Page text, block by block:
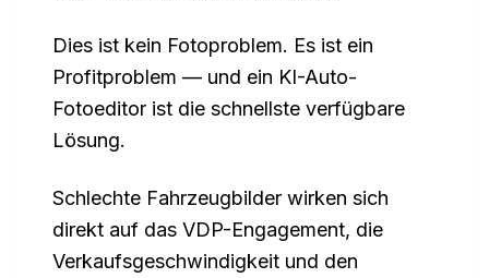
Dies ist kein Fotoproblem. Es ist ein
Profitproblem — und ein KI-Auto-
Fotoeditor ist die schnellste verfügbare
Lösung.
Schlechte Fahrzeugbilder wirken sich
direkt auf das VDP-Engagement, die
Verkaufsgeschwindigkeit und den